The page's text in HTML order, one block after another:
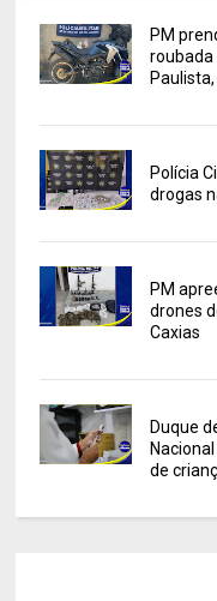
PM
roubada
Polícia
drogas
PM
drones
Caxias
Duque
de